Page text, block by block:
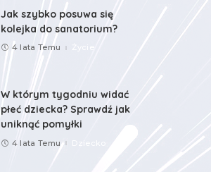
Jak szybko posuwa się
kolejka do sanatorium?
4 lata Temu
W którym tygodniu widać
płeć dziecka? Sprawdź jak
uniknąć pomyłki
4 lata Temu